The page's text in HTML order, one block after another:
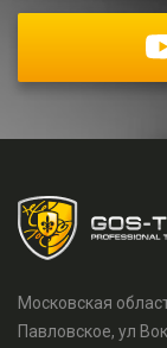
Московская
Павловское, ул